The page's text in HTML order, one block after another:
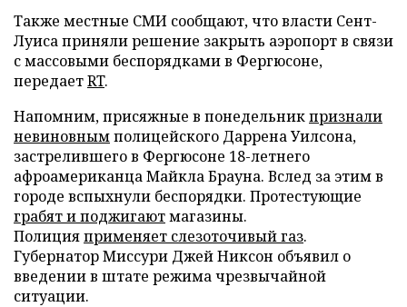
Также местные СМИ сообщают, что власти Сент-
Луиса приняли решение закрыть аэропорт в связи
с массовыми беспорядками в Фергюсоне,
передаетRT.
Напомним, присяжные в понедельникпризнали
невиновнымполицейского Даррена Уилсона,
застрелившего в Фергюсоне 18-летнего
афроамериканца Майкла Брауна. Вслед за этим в
городе вспыхнули беспорядки. Протестующие
грабят и поджигаютмагазины.
Полицияприменяет слезоточивый газ.
Губернатор Миссури Джей Никсон объявил о
введении в штате режима чрезвычайной
ситуации.